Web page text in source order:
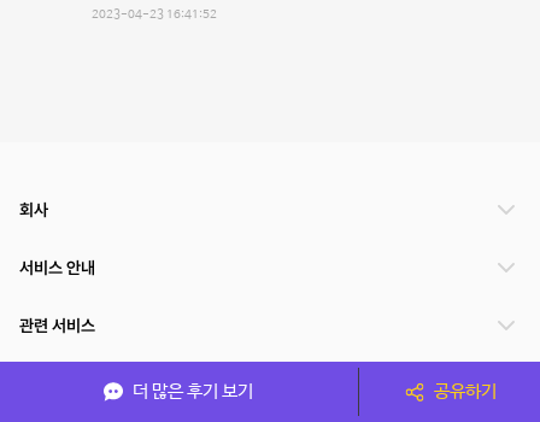
2023-04-23 16:41:52
더 많은 후기 보기 공유하기
회사
서비스 안내
관련 서비스